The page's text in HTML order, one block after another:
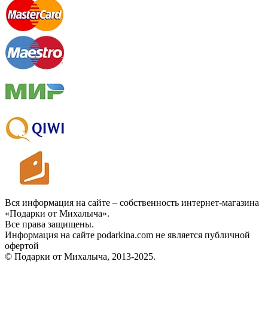
Вся информация на сайте – собственность интернет-магазина
«Подарки от Михалыча».
Все права защищены.
Информация на сайте podarkina.com не является публичной
офертой
© Подарки от Михалыча, 2013-2025.